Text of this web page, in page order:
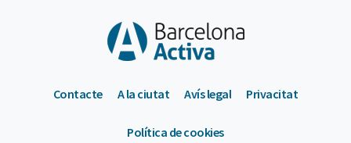
Contacte A la ciutat Avís legal Privacitat
Política de cookies